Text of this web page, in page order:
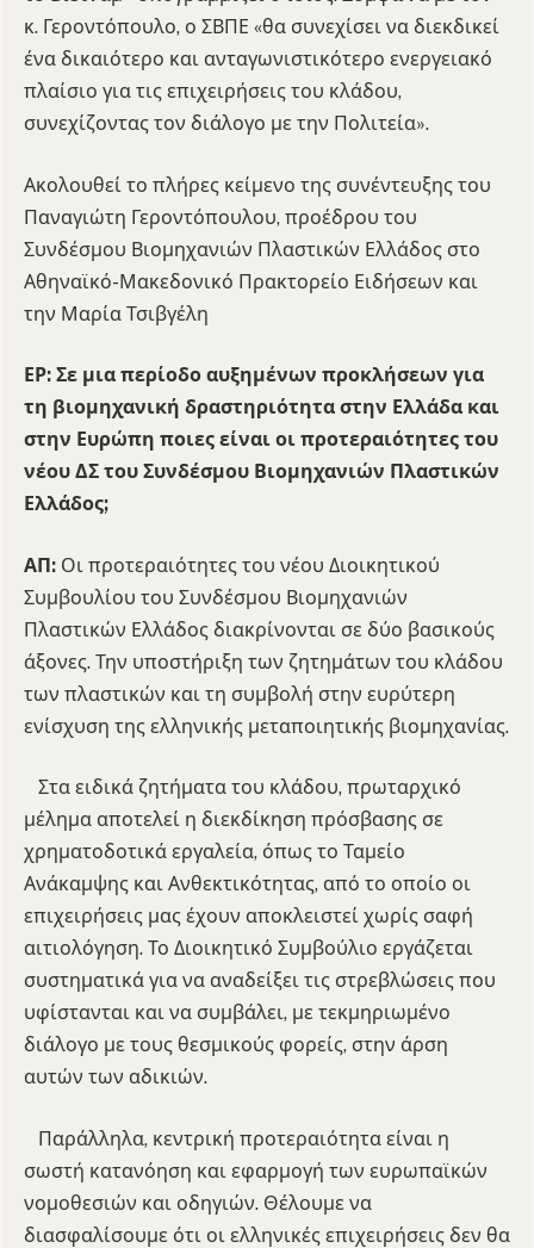
κ. Γεροντόπουλο, ο ΣΒΠΕ «θα συνεχίσει να διεκδικεί
ένα δικαιότερο και ανταγωνιστικότερο ενεργειακό
πλαίσιο για τις επιχειρήσεις του κλάδου,
συνεχίζοντας τον διάλογο με την Πολιτεία».
Ακολουθεί το πλήρες κείμενο της συνέντευξης του
Παναγιώτη Γεροντόπουλου, προέδρου του
Συνδέσμου Βιομηχανιών Πλαστικών Ελλάδος στο
Αθηναϊκό-Μακεδονικό Πρακτορείο Ειδήσεων και
την Μαρία Τσιβγέλη
ΕΡ: Σε μια περίοδο αυξημένων προκλήσεων για
τη βιομηχανική δραστηριότητα στην Ελλάδα και
στην Ευρώπη ποιες είναι οι προτεραιότητες του
νέου ΔΣ του Συνδέσμου Βιομηχανιών Πλαστικών
Ελλάδος;
ΑΠ: Οι προτεραιότητες του νέου Διοικητικού
Συμβουλίου του Συνδέσμου Βιομηχανιών
Πλαστικών Ελλάδος διακρίνονται σε δύο βασικούς
άξονες. Την υποστήριξη των ζητημάτων του κλάδου
των πλαστικών και τη συμβολή στην ευρύτερη
ενίσχυση της ελληνικής μεταποιητικής βιομηχανίας.
Στα ειδικά ζητήματα του κλάδου, πρωταρχικό
μέλημα αποτελεί η διεκδίκηση πρόσβασης σε
χρηματοδοτικά εργαλεία, όπως το Ταμείο
Ανάκαμψης και Ανθεκτικότητας, από το οποίο οι
επιχειρήσεις μας έχουν αποκλειστεί χωρίς σαφή
αιτιολόγηση. Το Διοικητικό Συμβούλιο εργάζεται
συστηματικά για να αναδείξει τις στρεβλώσεις που
υφίστανται και να συμβάλει, με τεκμηριωμένο
διάλογο με τους θεσμικούς φορείς, στην άρση
αυτών των αδικιών.
Παράλληλα, κεντρική προτεραιότητα είναι η
σωστή κατανόηση και εφαρμογή των ευρωπαϊκών
νομοθεσιών και οδηγιών. Θέλουμε να
διασφαλίσουμε ότι οι ελληνικές επιχειρήσεις δεν θα